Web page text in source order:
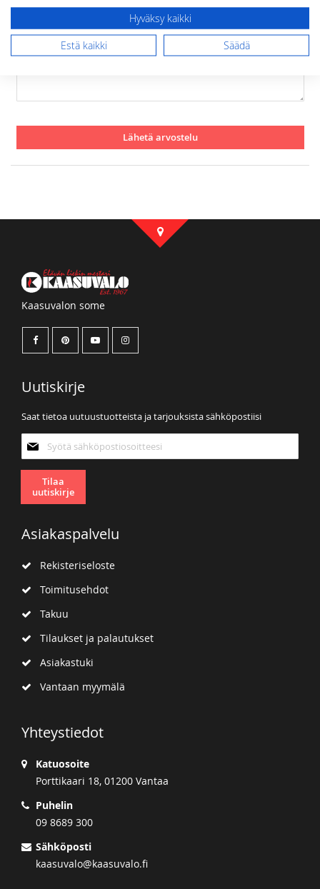
Arvostelu
Lähetä arvostelu
Kaasuvalon some
Uutiskirje
Saat tietoa uutuustuotteista ja tarjouksista sähköpostiisi
uutiskirjeemme:
Tilaa
uutiskirje
Asiakaspalvelu
Rekisteriseloste
Toimitusehdot
Takuu
Tilaukset ja palautukset
Asiakastuki
Vantaan myymälä
Yhteystiedot
Katuosoite
Porttikaari 18, 01200 Vantaa
Puhelin
09 8689 300
Sähköposti
kaasuvalo@kaasuvalo.fi
Hyväksy kaikki
Estä kaikki Säädä